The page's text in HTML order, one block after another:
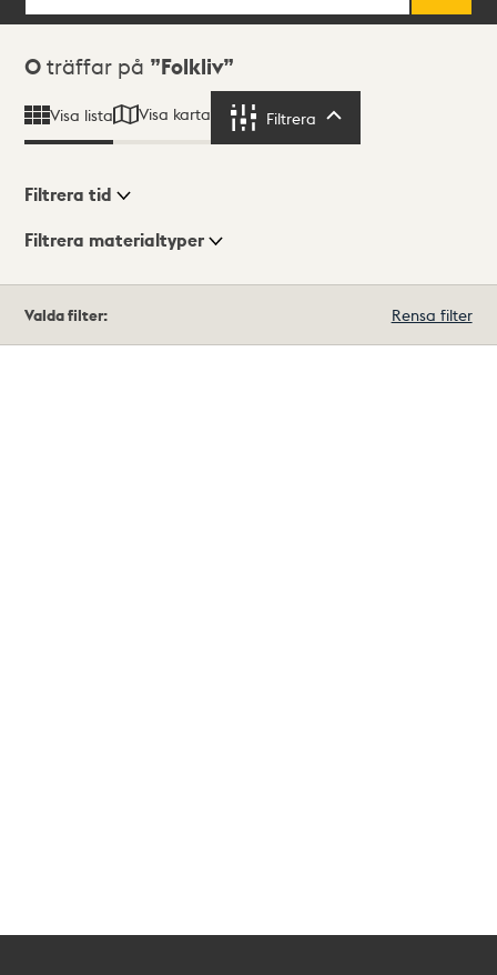
Sökresultat
0 träffar på Folkliv
Visa lista Visa karta Filtrera
Visningsläge
Filtrera tid
Filtrera materialtyper
träffar
Valda filter: Rensa filter